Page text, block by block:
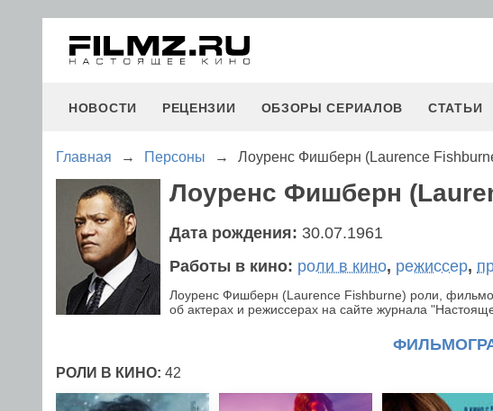
НОВОСТИ РЕЦЕНЗИИ ОБЗОРЫ СЕРИАЛОВ СТАТЬИ
Главная → Персоны → Лоуренс Фишберн (Laurence
Лоуренс Фишберн
Дата рождения: 30.07.1961
Работы в кино: роли в кино, режиссер,
Лоуренс Фишберн (Laurence Fishburne) роли,
об актерах и режиссерах на сайте журнала
РОЛИ В КИНО: 42